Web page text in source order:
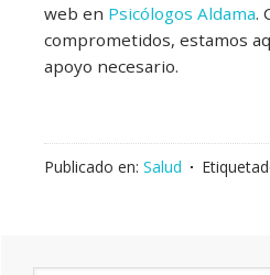
web en Psicólogos Aldama.
comprometidos, estamos
apoyo necesario.
Publicado en: Salud